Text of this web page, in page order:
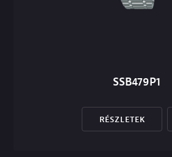
SSB479P1
RÉSZLETEK